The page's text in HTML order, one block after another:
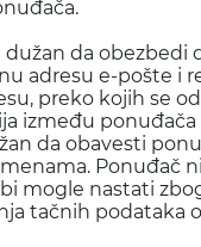
dužan da obezbedi
adresu e-pošte i
preko kojih se
između ponuđača
da obavesti
Ponuđač
mogle nastati
tačnih podataka